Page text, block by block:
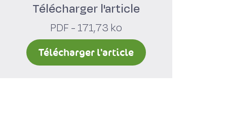
Télécharger l'article
PDF - 171,73 ko
Télécharger l'article